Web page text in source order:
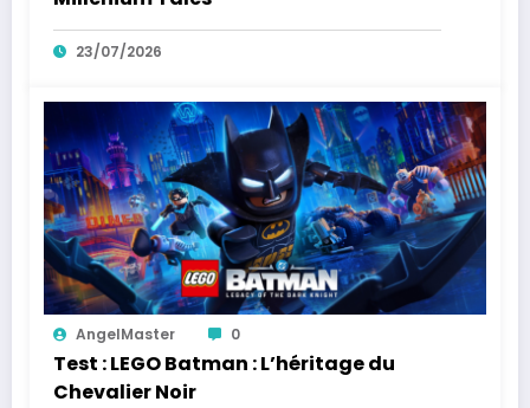
23/07/2026
AngelMaster 0
Test : LEGO Batman : L’héritage du
Chevalier Noir